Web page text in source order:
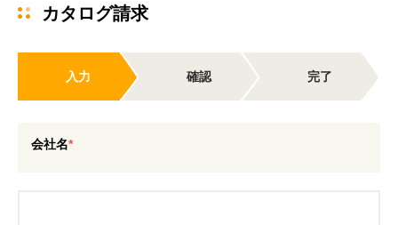
カタログ請求
入力 確認 完了
会社名*